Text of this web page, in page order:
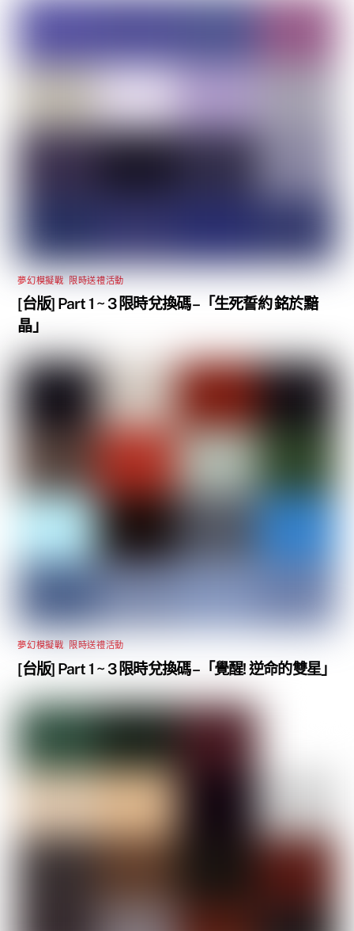
夢幻模擬戰 限時送禮活動
[台版] Part 1 ~ 3 限時兌換碼 –「生死誓約 銘於黯
晶」
夢幻模擬戰 限時送禮活動
[台版] Part 1 ~ 3 限時兌換碼 –「覺醒! 逆命的雙星」